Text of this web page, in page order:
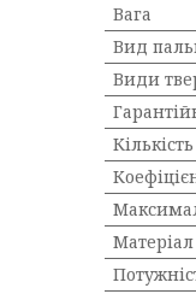
Вага
Вид
Види